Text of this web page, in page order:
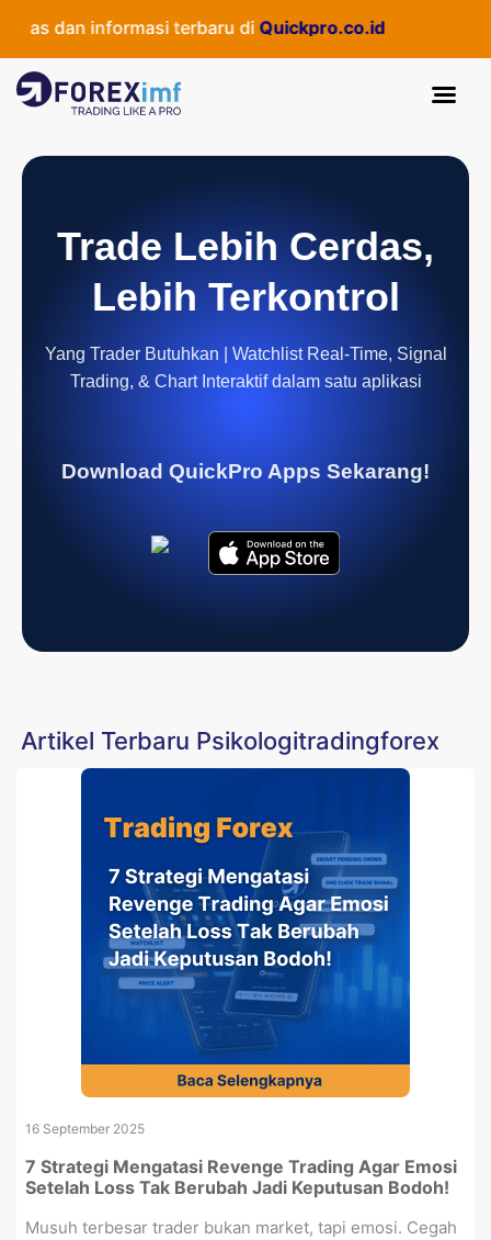
dan informasi terbaru di Quickpro.co.id
Trade Lebih Cerdas,
Lebih Terkontrol
Yang Trader Butuhkan | Watchlist Real-Time, Signal
Trading, & Chart Interaktif dalam satu aplikasi
Download QuickPro Apps Sekarang!
Artikel Terbaru Psikologitradingforex
16 September 2025
7 Strategi Mengatasi Revenge Trading Agar Emosi
Setelah Loss Tak Berubah Jadi Keputusan Bodoh!
Musuh terbesar trader bukan market, tapi emosi. Cegah